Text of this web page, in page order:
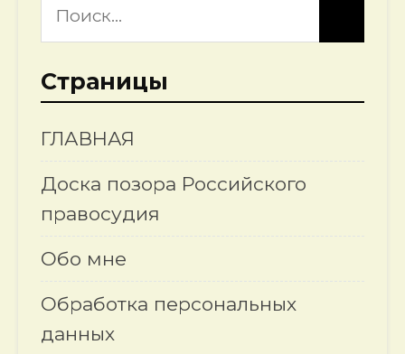
Страницы
ГЛАВНАЯ
Доска позора Российского
правосудия
Обо мне
Обработка персональных
данных